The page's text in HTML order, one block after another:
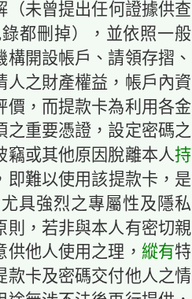
（未曾提出任何證據供查
都刪掉），並依照一般
開設帳戶、請領存摺、
人之財產權益，帳戶內資
價，而提款卡為利用各金
重要憑證，設定密碼之
竊或其他原因脫離本人持
即難以使用該提款卡，是
具強烈之專屬性及隱私
則，若非與本人有密切親
他人使用之理， 縱有特
款卡及密碼交付他人之情